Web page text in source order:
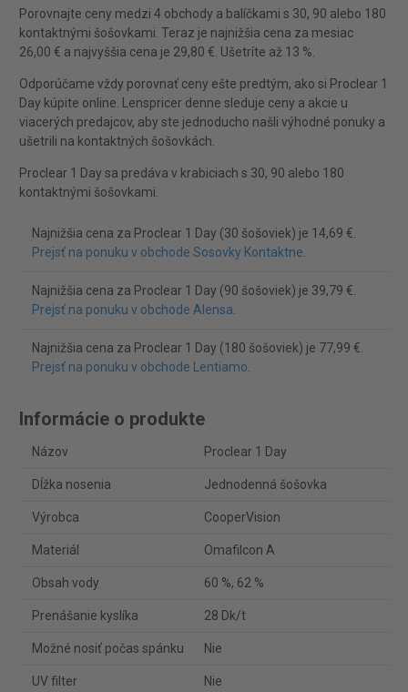
Porovnajte ceny medzi 4 obchody a balíčkami s 30, 90 alebo 180
kontaktnými šošovkami. Teraz je najnižšia cena za mesiac
26,00 € a najvyššia cena je 29,80 €. Ušetríte až 13 %.
Odporúčame vždy porovnať ceny ešte predtým, ako si Proclear 1
Day kúpite online. Lenspricer denne sleduje ceny a akcie u
viacerých predajcov, aby ste jednoducho našli výhodné ponuky a
ušetrili na kontaktných šošovkách.
Proclear 1 Day sa predáva v krabiciach s 30, 90 alebo 180
kontaktnými šošovkami.
Najnižšia cena za Proclear 1 Day (30 šošoviek) je 14,69 €.
Prejsť na ponuku v obchode Sosovky Kontaktne.
Najnižšia cena za Proclear 1 Day (90 šošoviek) je 39,79 €.
Prejsť na ponuku v obchode Alensa.
Najnižšia cena za Proclear 1 Day (180 šošoviek) je 77,99 €.
Prejsť na ponuku v obchode Lentiamo.
Informácie o produkte
Názov Proclear 1 Day
Dĺžka nosenia Jednodenná šošovka
Výrobca CooperVision
Materiál Omafilcon A
Obsah vody 60 %, 62 %
Prenášanie kyslíka 28 Dk/t
Možné nosiť počas spánku Nie
UV filter Nie